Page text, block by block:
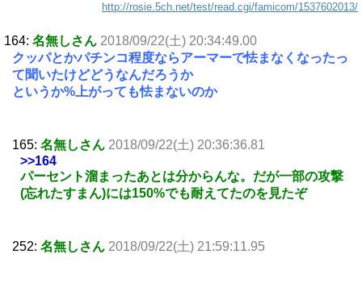
http://rosie.5ch.net/test/read.cgi/famicom/1537602013/
164: 名無しさん 2018/09/22(土) 20:34:49.00
クッパとかパチンコ程度ならアーマーで怯まなくなったっ
て聞いたけどどうなんだろうか
というか%上がっても怯まないのか
165: 名無しさん 2018/09/22(土) 20:36:36.81
>>164
パーセント溜まったあとは分からんな。だが一部の攻撃
(忘れたすまん)には150%でも耐えてたのを見たぞ
252: 名無しさん 2018/09/22(土) 21:59:11.95